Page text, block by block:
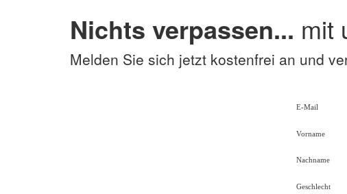
Nichts verpassen... mit
Melden Sie sich jetzt kostenfrei an und
E-Mail
Vorname
Nachname
Geschlecht